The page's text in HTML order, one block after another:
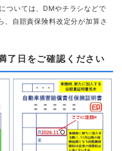
については、DMやチラシなどで
、自賠責保険料改定分が加算さ
了日をご確認ください